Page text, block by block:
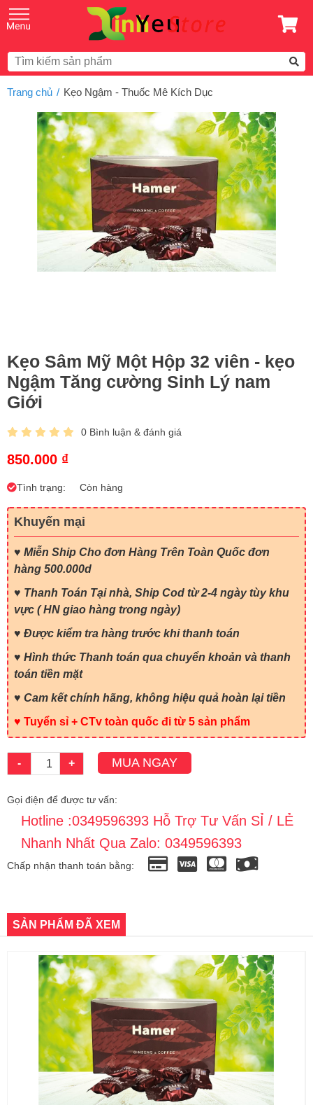
Trang chủ Kẹo Ngậm - Thuốc Mê Kích Dục
Kẹo Sâm Mỹ Một Hộp 32 viên - kẹo
Ngậm Tăng cường Sinh Lý nam
Giới
0 Bình luận & đánh giá
850.000 ₫
Tình trạng: Còn hàng
Khuyến mại
♥ Miễn Ship Cho đơn Hàng Trên Toàn Quốc đơn
hàng 500.000d
♥ Thanh Toán Tại nhà, Ship Cod từ 2-4 ngày tùy khu
vực ( HN giao hàng trong ngày)
♥ Được kiểm tra hàng trước khi thanh toán
♥ Hình thức Thanh toán qua chuyển khoản và thanh
toán tiền mặt
♥ Cam kết chính hãng, không hiệu quả hoàn lại tiền
♥ Tuyển sỉ + CTv toàn quốc đi từ 5 sản phẩm
- + MUA NGAY
Gọi điện để được tư vấn:
Hotline :0349596393 Hỗ Trợ Tư Vấn SỈ / LẺ
Nhanh Nhất Qua Zalo: 0349596393
Chấp nhận thanh toán bằng:
SẢN PHẨM ĐÃ XEM